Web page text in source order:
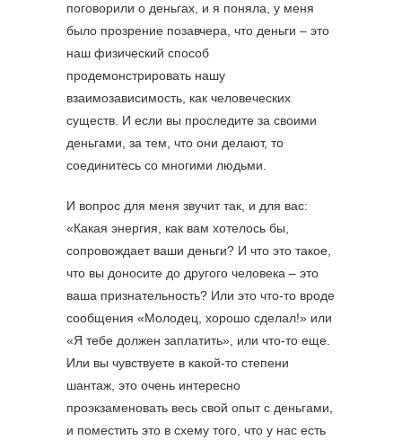
поговорили о деньгах, и я поняла, у меня
было прозрение позавчера, что деньги – это
наш физический способ
продемонстрировать нашу
взаимозависимость, как человеческих
существ. И если вы проследите за своими
деньгами, за тем, что они делают, то
соединитесь со многими людьми.
И вопрос для меня звучит так, и для вас:
«Какая энергия, как вам хотелось бы,
сопровождает ваши деньги? И что это такое,
что вы доносите до другого человека – это
ваша признательность? Или это что-то вроде
сообщения «Молодец, хорошо сделал!» или
«Я тебе должен заплатить», или что-то еще.
Или вы чувствуете в какой-то степени
шантаж, это очень интересно
проэкзаменовать весь свой опыт с деньгами,
и поместить это в схему того, что у нас есть